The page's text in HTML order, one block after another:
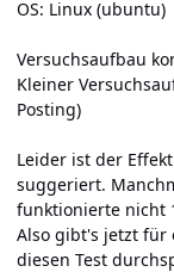
OS: Linux (ubuntu)
Versuchsaufbau
Kleiner
Posting)
Leider ist der
suggeriert.
funktionierte nicht
Also gibt's jetzt für
diesen Test